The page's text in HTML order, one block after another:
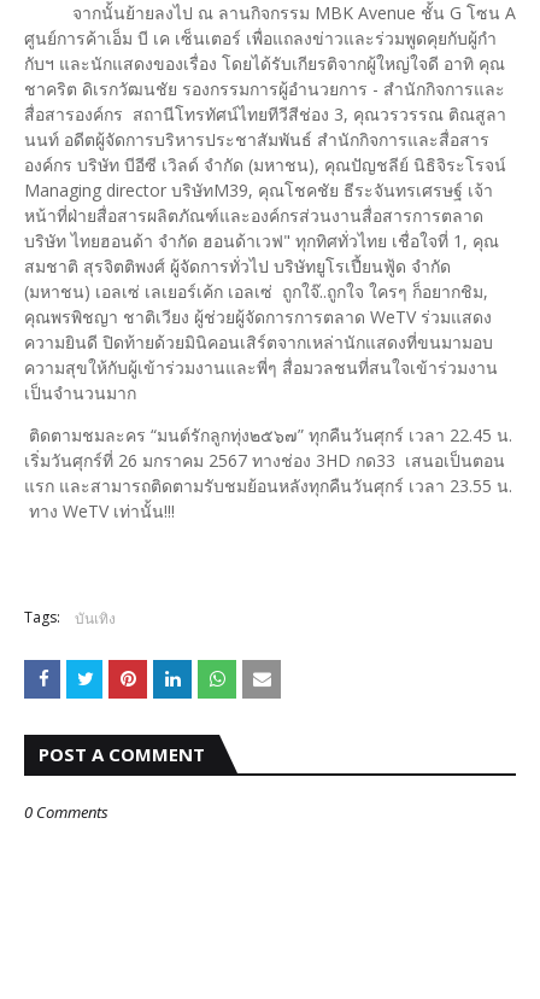
จากนั้นย้ายลงไป ณ ลานกิจกรรม MBK Avenue ชั้น G โซน A
ศูนย์การค้าเอ็ม บี เค เซ็นเตอร์ เพื่อแถลงข่าวและร่วมพูดคุยกับผู้กำ
กับฯ และนักแสดงของเรื่อง โดยได้รับเกียรติจากผู้ใหญ่ใจดี อาทิ คุณ
ชาคริต ดิเรกวัฒนชัย รองกรรมการผู้อำนวยการ - สำนักกิจการและ
สื่อสารองค์กร สถานีโทรทัศน์ไทยทีวีสีช่อง 3, คุณวรวรรณ ติณสูลา
นนท์ อดีตผู้จัดการบริหารประชาสัมพันธ์ สำนักกิจการและสื่อสาร
องค์กร บริษัท บีอีซี เวิลด์ จำกัด (มหาชน), คุณปัญชลีย์ นิธิจิระโรจน์
Managing director บริษัทM39, คุณโชคชัย ธีระจันทรเศรษฐ์ เจ้า
หน้าที่ฝ่ายสื่อสารผลิตภัณฑ์และองค์กรส่วนงานสื่อสารการตลาด
บริษัท ไทยฮอนด้า จำกัด ฮอนด้าเวฟ" ทุกทิศทั่วไทย เชื่อใจที่ 1, คุณ
สมชาติ สุรจิตติพงศ์ ผู้จัดการทั่วไป บริษัทยูโรเปี้ยนฟู้ด จำกัด
(มหาชน) เอลเซ่ เลเยอร์เค้ก เอลเซ่ ถูกใจ๊..ถูกใจ ใครๆ ก็อยากชิม,
คุณพรพิชญา ชาติเวียง ผู้ช่วยผู้จัดการการตลาด WeTV ร่วมแสดง
ความยินดี ปิดท้ายด้วยมินิคอนเสิร์ตจากเหล่านักแสดงที่ขนมามอบ
ความสุขให้กับผู้เข้าร่วมงานและพี่ๆ สื่อมวลชนที่สนใจเข้าร่วมงาน
เป็นจำนวนมาก
ติดตามชมละคร “มนต์รักลูกทุ่ง๒๕๖๗” ทุกคืนวันศุกร์ เวลา 22.45 น.
เริ่มวันศุกร์ที่ 26 มกราคม 2567 ทางช่อง 3HD กด33 เสนอเป็นตอน
แรก และสามารถติดตามรับชมย้อนหลังทุกคืนวันศุกร์ เวลา 23.55 น.
ทาง WeTV เท่านั้น!!!
Tags: บันเทิง
POST A COMMENT
0 Comments